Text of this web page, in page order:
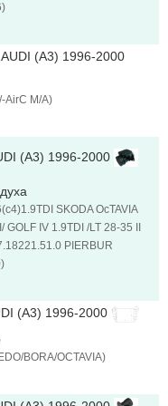
AUDI (A3) 1996-2000
AirC M/A)
(A3) 1996-2000
SKODA OcTAVIA
IV 1.9TDI /LT 28-35 II
PIERBUR
(A3) 1996-2000
BORA/OCTAVIA)